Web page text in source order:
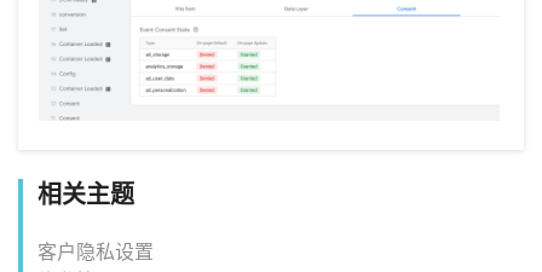
相关主题
客户隐私设置